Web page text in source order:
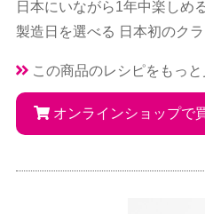
日本にいながら1年中楽しめ
製造日を選べる 日本初のク
この商品のレシピをもっと
オンラインショップで